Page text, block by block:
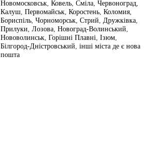
Новомосковськ Ковель Сміла Червоноград
Калуш Первомайськ Коростень Коломия
Бориспіль Чорноморськ Стрий Дружківка
Прилуки Лозова Новоград-Волинський
Нововолинськ Горішні Плавні Ізюм
Білгород-Дністровський інші міста де є нова
пошта